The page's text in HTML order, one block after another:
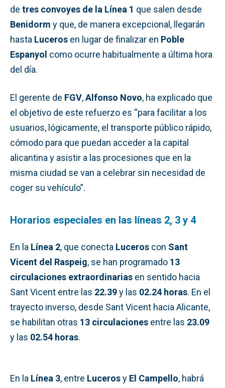
de tres convoyes de la Línea 1 que salen desde
Benidorm y que, de manera excepcional, llegarán
hasta Luceros en lugar de finalizar en Poble
Espanyol como ocurre habitualmente a última hora
del día.
El gerente de FGV,Alfonso Novo, ha explicado que
el objetivo de este refuerzo es “para facilitar a los
usuarios, lógicamente, el transporte público rápido,
cómodo para que puedan acceder a la capital
alicantina y asistir a las procesiones que en la
misma ciudad se van a celebrar sin necesidad de
coger su vehículo”.
Horarios especiales en las líneas 2, 3 y 4
En la Línea 2, que conecta Luceros con Sant
Vicent del Raspeig, se han programado 13
circulaciones extraordinarias en sentido hacia
Sant Vicent entre las 22.39y las 02.24 horas. En el
trayecto inverso, desde Sant Vicent hacia Alicante,
se habilitan otras 13 circulaciones entre las 23.09
y las 02.54 horas.
En la Línea 3, entre Lucerosy El Campello, habrá